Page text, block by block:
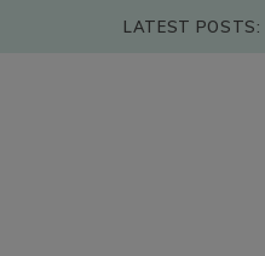
LATEST POSTS: